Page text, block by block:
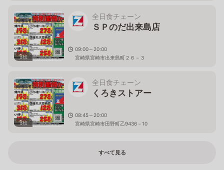
1枚
全日食チェーン
ＳＰのだ出来島店
09:00～20:00
宮崎県宮崎市出来島町２６－３
1枚
全日食チェーン
くろきストアー
08:45～20:00
宮崎県宮崎市田野町乙9436－10
すべて見る